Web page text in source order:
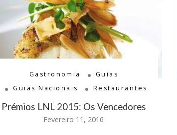
Gastronomia
Guias
Guias Nacionais
Restaurantes
Prémios LNL 2015: Os Vencedores
Fevereiro 11, 2016